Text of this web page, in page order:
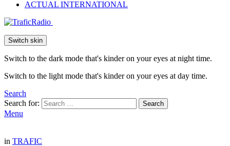
ACTUAL INTERNATIONAL
Switch skin
Switch to the dark mode that's kinder on your eyes at night time.
Switch to the light mode that's kinder on your eyes at day time.
Search
Search for:
Search
Menu
in TRAFIC